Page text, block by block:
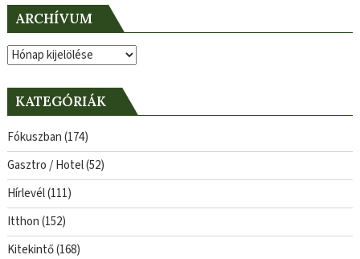
ARCHÍVUM
Archívum
KATEGÓRIÁK
Fókuszban(174)
Gasztro / Hotel(52)
Hírlevél(111)
Itthon(152)
Kitekintő(168)